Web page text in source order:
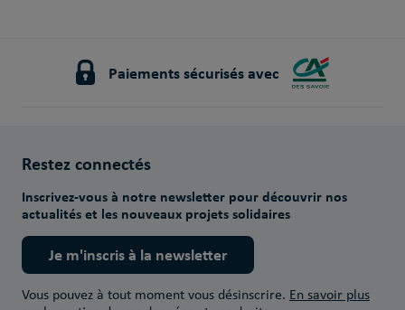
Paiements sécurisés avec
Restez connectés
Inscrivez-vous à notre newsletter pour découvrir nos
actualités et les nouveaux projets solidaires
Je m'inscris à la newsletter
Vous pouvez à tout moment vous désinscrire. En savoir plus